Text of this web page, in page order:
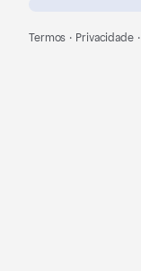
Termos · Privacidade ·